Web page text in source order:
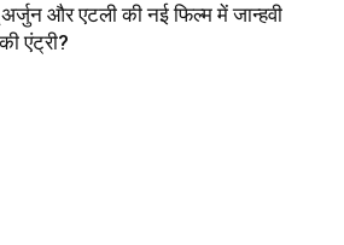
और एटली की नई फिल्म में जान्हवी
एंट्री?